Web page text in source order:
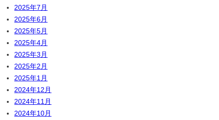
2025年7月
2025年6月
2025年5月
2025年4月
2025年3月
2025年2月
2025年1月
2024年12月
2024年11月
2024年10月